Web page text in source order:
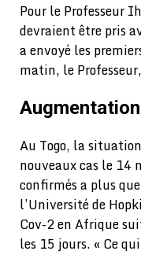
Pour le Professeur
devraient être pris
a envoyé les
matin, le
Au Togo, la
nouveaux cas le 14
confirmés a plus
l’Université de
Cov-2 en Afrique
les 15 jours. « Ce